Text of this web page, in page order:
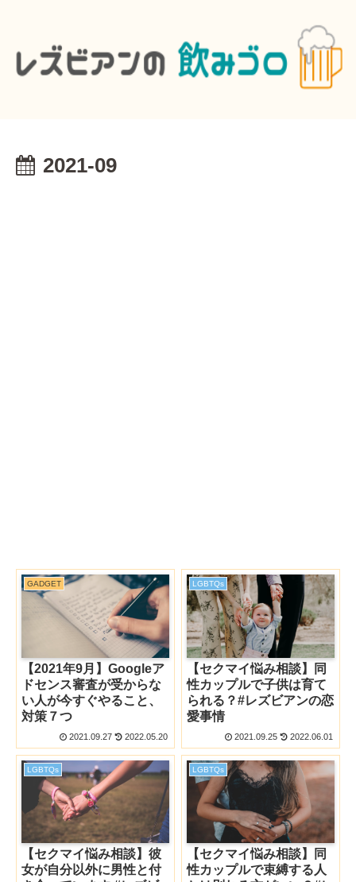
2021-09
GADGET
【2021年9月】Googleア
ドセンス審査が受からな
い人が今すぐやること、
対策７つ
2021.09.27 2022.05.20
LGBTQs
【セクマイ悩み相談】同
性カップルで子供は育て
られる？#レズビアンの恋
愛事情
2021.09.25 2022.06.01
LGBTQs
【セクマイ悩み相談】彼
女が自分以外に男性と付
LGBTQs
【セクマイ悩み相談】同
性カップルで束縛する人